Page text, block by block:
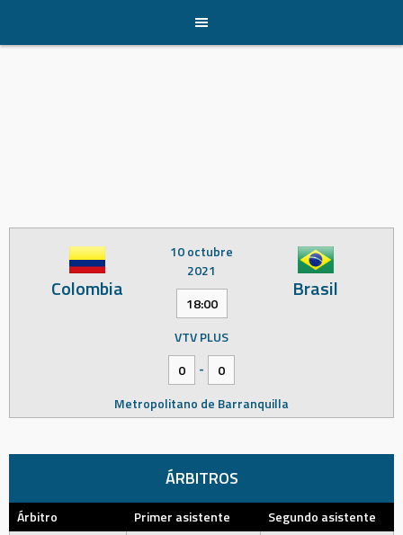
content
Colombia Brasil
10 octubre
2021
18:00
VTV PLUS
0
-
0
Metropolitano de Barranquilla
ÁRBITROS
Árbitro Primer asistente
Segundo asistente